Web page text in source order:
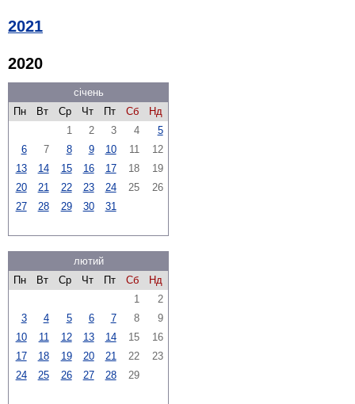
2021
2020
січень
Пн
Вт Ср Чт Пт Сб
Нд
1
2 3 4
5
6
7 8 9 10 11
12
13
14 15 16 17 18
19
20
21 22 23 24 25
26
27
28 29 30 31
лютий
Пн
Вт Ср Чт Пт Сб
Нд
1
2
3
4 5 6 7 8
9
10
11 12 13 14 15
16
17
18 19 20 21 22
23
24
25 26 27 28 29